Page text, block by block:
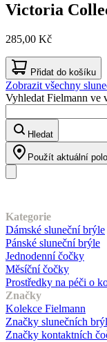
Victoria
285,00 Kč
Přidat do košíku
Zobrazit všechny
Vyhledat Fielmann ve
Hledat
Použít aktuální
Kategorie
Dámské sluneční brýle
Pánské sluneční brýle
Jednodenní čočky
Měsíční čočky
Prostředky na péči o
Značky
Kolekce Fielmann
Značky slunečních
Značky kontaktních